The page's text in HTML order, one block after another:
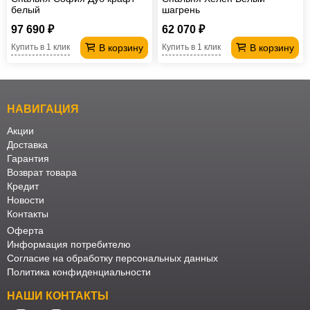
белый
97 690 ₽
В корзину
Купить в 1 клик
шагрень
62 070 ₽
В корзину
Купить в 1 клик
НАВИГАЦИЯ
Акции
Доставка
Гарантия
Возврат товара
Кредит
Новости
Контакты
Оферта
Информация потребителю
Согласие на обработку персональных данных
Политика конфиденциальности
НАШИ КОНТАКТЫ